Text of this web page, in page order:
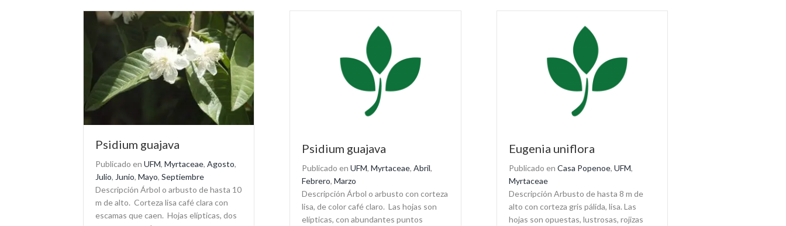
Psidium guajava
Publicado en UFM, Myrtaceae, Agosto,
Julio, Junio, Mayo, Septiembre
Descripción Árbol o arbusto de hasta 10
m de alto. Corteza lisa café clara con
escamas que caen. Hojas elípticas, dos
Psidium guajava
Publicado en UFM,Myrtaceae,Abril,
Febrero,Marzo
Descripción Árbol o arbusto con corteza
lisa, de color café claro. Las hojas son
elípticas, con abundantes puntos
Eugenia uniflora
Publicado en Casa Popenoe, UFM,
Myrtaceae
Descripción Arbusto de hasta 8 m de
alto con corteza gris pálida, lisa. Las
hojas son opuestas, lustrosas, rojizas